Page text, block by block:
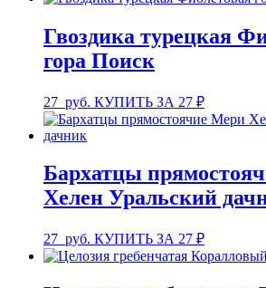
Гвоздика турецкая
гора Поиск
27 руб. КУПИТЬ ЗА 27 ₽
Бархатцы
Хелен Уральский
27 руб. КУПИТЬ ЗА 27 ₽